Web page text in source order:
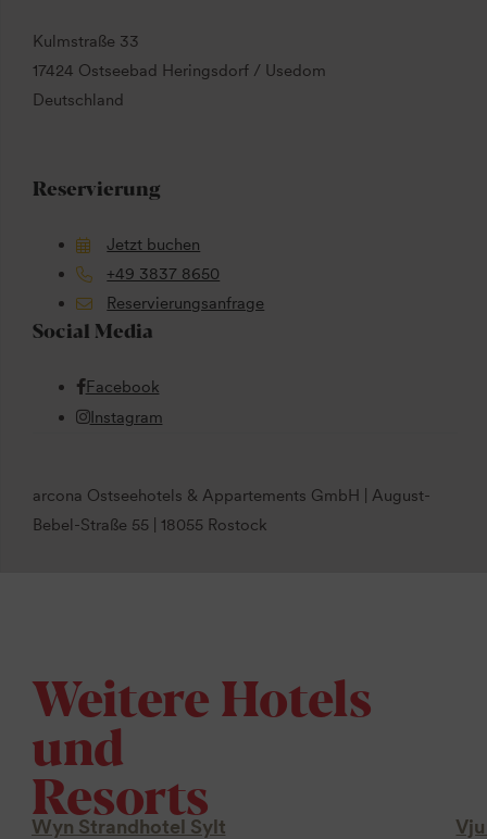
Kulmstraße 33
17424 Ostseebad Heringsdorf / Usedom
Deutschland
Reservierung
Jetzt buchen
+49 3837 8650
Reservierungsanfrage
Social Media
Facebook
Instagram
arcona Ostseehotels & Appartements GmbH | August-
Bebel-Straße 55 | 18055 Rostock
Weitere Hotels
und
Resorts
Wyn Strandhotel Sylt